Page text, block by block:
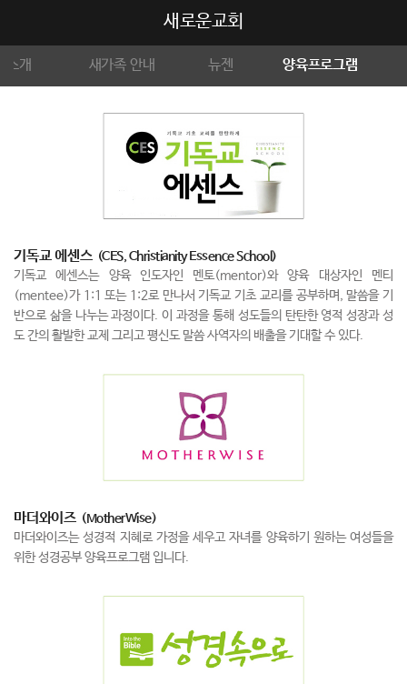
새로운교회
소개 새가족 안내 뉴젠 양육프로그램
기독교 에센스 (CES, Christianity Essence School)
기독교 에센스는 양육 인도자인 멘토(mentor)와 양육 대상자인 멘티
(mentee)가 1:1 또는 1:2로 만나서 기독교 기초 교리를 공부하며, 말씀을 기
반으로 삶을 나누는 과정이다. 이 과정을 통해 성도들의 탄탄한 영적 성장과 성
도 간의 활발한 교제 그리고 평신도 말씀 사역자의 배출을 기대할 수 있다.
마더와이즈 (MotherWise)
마더와이즈는 성경적 지혜로 가정을 세우고 자녀를 양육하기 원하는 여성들을
위한 성경공부 양육프로그램 입니다.